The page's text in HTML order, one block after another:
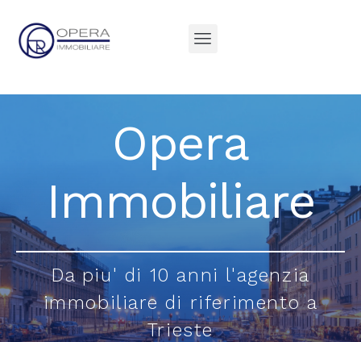
Opera
Immobiliare
Da piu' di 10 anni l'agenzia
immobiliare di riferimento a
Trieste